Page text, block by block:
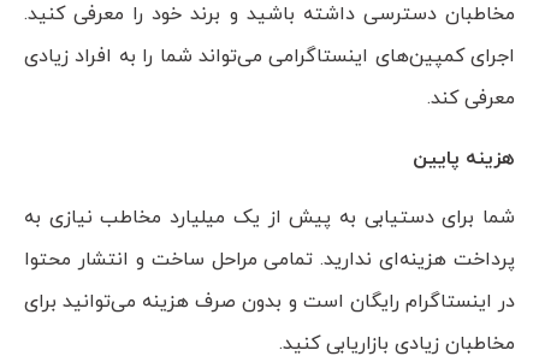
مخاطبان دسترسی داشته باشید و برند خود را معرفی کنید.
اجرای کمپین‌های اینستاگرامی می‌تواند شما را به افراد زیادی
معرفی کند.
هزینه پایین
شما برای دستیابی به پیش از یک میلیارد مخاطب نیازی به
پرداخت هزینه‌ای ندارید. تمامی مراحل ساخت و انتشار محتوا
در اینستاگرام رایگان است و بدون صرف هزینه می‌توانید برای
مخاطبان زیادی بازاریابی کنید.